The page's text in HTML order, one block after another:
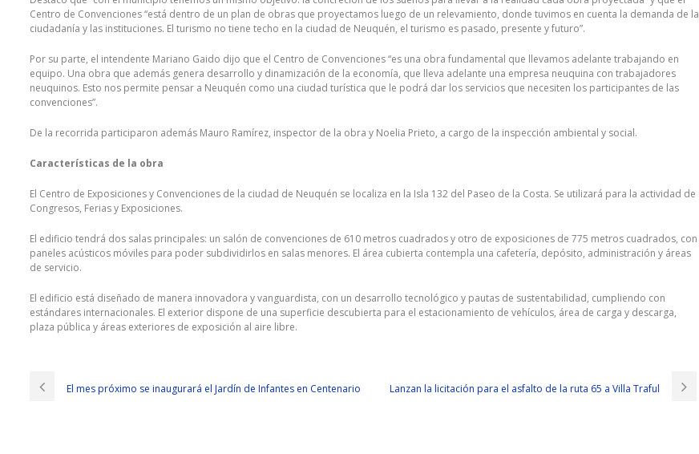
Centro de Convenciones “está dentro de un plan de obras que proyectamos luego de un relevamiento, donde tuvimos en cuenta la demanda de la
ciudadanía y las instituciones. El turismo no tiene techo en la ciudad de Neuquén, el turismo es pasado, presente y futuro”.
Por su parte, el intendente Mariano Gaido dijo que el Centro de Convenciones “es una obra fundamental que llevamos adelante trabajando en
equipo. Una obra que además genera desarrollo y dinamización de la economía, que lleva adelante una empresa neuquina con trabajadores
neuquinos. Esto nos permite pensar a Neuquén como una ciudad turística que le podrá dar los servicios que necesiten los participantes de las
convenciones”.
De la recorrida participaron además Mauro Ramírez, inspector de la obra y Noelia Prieto, a cargo de la inspección ambiental y social.
Características de la obra
El Centro de Exposiciones y Convenciones de la ciudad de Neuquén se localiza en la Isla 132 del Paseo de la Costa. Se utilizará para la actividad de
Congresos, Ferias y Exposiciones.
El edificio tendrá dos salas principales: un salón de convenciones de 610 metros cuadrados y otro de exposiciones de 775 metros cuadrados, con
paneles acústicos móviles para poder subdividirlos en salas menores. El área cubierta contempla una cafetería, depósito, administración y áreas
de servicio.
El edificio está diseñado de manera innovadora y vanguardista, con un desarrollo tecnológico y pautas de sustentabilidad, cumpliendo con
estándares internacionales. El exterior dispone de una superficie descubierta para el estacionamiento de vehículos, área de carga y descarga,
plaza pública y áreas exteriores de exposición al aire libre.
El mes próximo se inaugurará el Jardín de Infantes en Centenario Lanzan la licitación para el asfalto de la ruta 65 a Villa Traful